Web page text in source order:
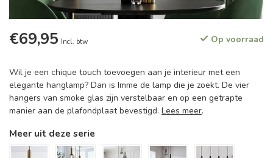
€69,95 Incl. btw Op voorraad
Wil je een chique touch toevoegen aan je interieur met een
elegante hanglamp? Dan is Imme de lamp die je zoekt. De vier
hangers van smoke glas zijn verstelbaar en op een getrapte
manier aan de plafondplaat bevestigd. Lees meer.
Meer uit deze serie